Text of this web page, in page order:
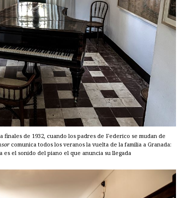
de 1932, cuando los padres de Federico se mudan de
comunica todos los veranos la vuelta de la familia a Granada:
es el sonido del piano el que anuncia su llegada